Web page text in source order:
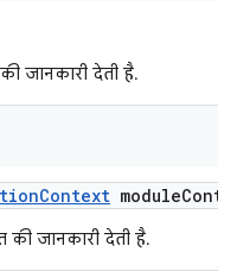
जानकारी देती है.
Context module
जानकारी देती है.